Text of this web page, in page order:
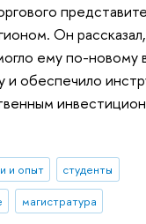
Он
ему по-новому
и обеспечило
и опыт
студенты
магистратура